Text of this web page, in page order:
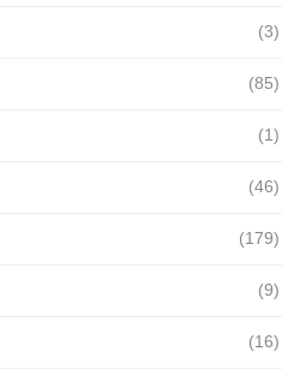
(3)
(85)
(1)
(46)
(179)
(9)
(16)